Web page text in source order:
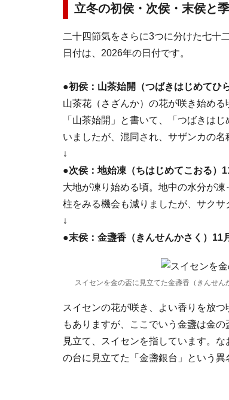
立冬の初侯・次侯・末侯と
二十四節気をさらに3つに分けた七十
日付は、2026年の日付です。
●初侯：山茶始開（つばきはじめてひ
山茶花（さざんか）の花が咲き始め
「山茶始開」と書いて、「つばきは
いましたが、混同され、サザンカの名
↓
●次侯：地始凍（ちはじめてこおる）
大地が凍り始める頃。地中の水分が
柱をみる機会も減りましたが、サクサ
↓
●末侯：金盞香（きんせんかさく）11
スイセンを金の盃に見立てた金盞香（きんせん
スイセンの花が咲き、よい香りを放
もありますが、ここでいう金盞は金
見立て、スイセンを指しています。
の台に見立てた「金盞銀台」という異